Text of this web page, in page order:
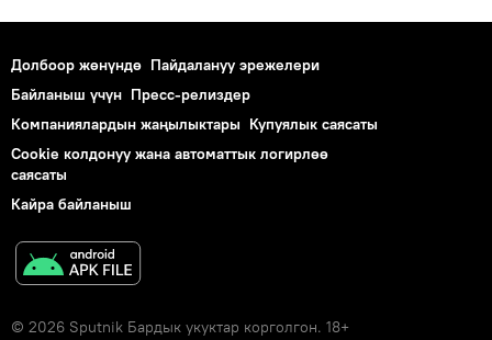
Долбоор жөнүндө Пайдалануу эрежелери
Байланыш үчүн Пресс-релиздер
Компаниялардын жаңылыктары Купуялык саясаты
Cookie колдонуу жана автоматтык логирлөө
саясаты
Кайра байланыш
© 2026 Sputnik Бардык укуктар корголгон. 18+